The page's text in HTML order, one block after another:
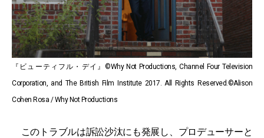
『ビューティフル・デイ』©Why Not Productions, Channel Four Television
Corporation, and The British Film Institute 2017. All Rights Reserved.©Alison
Cohen Rosa / Why Not Productions
このトラブルは訴訟沙汰にも発展し、プロデューサーと